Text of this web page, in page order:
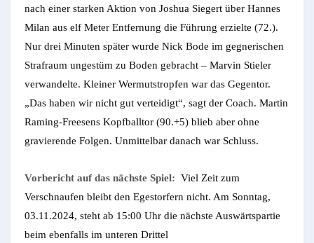
nach einer starken Aktion von Joshua Siegert über Hannes
Milan aus elf Meter Entfernung die Führung erzielte (72.).
Nur drei Minuten später wurde Nick Bode im gegnerischen
Strafraum ungestüm zu Boden gebracht – Marvin Stieler
verwandelte. Kleiner Wermutstropfen war das Gegentor.
„Das haben wir nicht gut verteidigt“, sagt der Coach. Martin
Raming-Freesens Kopfballtor (90.+5) blieb aber ohne
gravierende Folgen. Unmittelbar danach war Schluss.
Vorbericht auf das nächste Spiel: Viel Zeit zum
Verschnaufen bleibt den Egestorfern nicht. Am Sonntag,
03.11.2024, steht ab 15:00 Uhr die nächste Auswärtspartie
beim ebenfalls im unteren Drittel